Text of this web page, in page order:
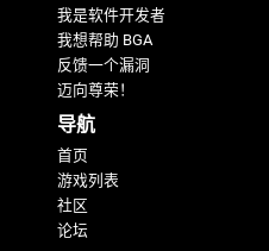
我是软件开发者
我想帮助 BGA
反馈一个漏洞
迈向尊荣！
导航
首页
游戏列表
社区
论坛